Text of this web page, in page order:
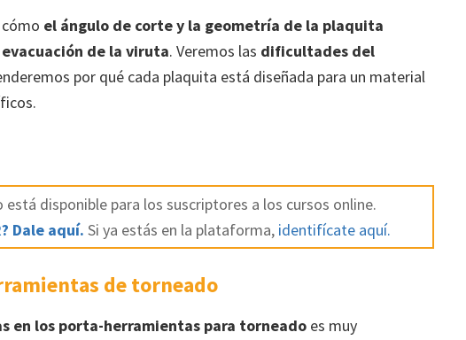
el ángulo de corte y la geometría de la plaquita
de la viruta. Veremos las dificultades del
por qué cada plaquita está diseñada para un material
disponible para los suscriptores a los cursos online.
Dale aquí. Si ya estás en la plataforma, identifícate aquí.
de torneado
en los porta-herramientas para torneadoes muy